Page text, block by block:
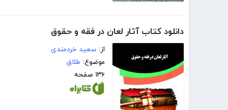
دانلود کتاب آثار لعان در فقه و حقوق
از: سعید خردمندی
موضوع: طلاق
۱۳۶ صفحه